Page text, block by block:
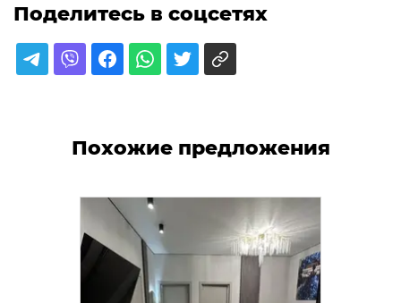
Поделитесь в соцсетях
Похожие предложения